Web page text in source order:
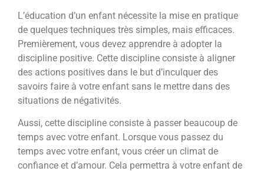
L’éducation d’un enfant nécessite la mise en pratique
de quelques techniques très simples, mais efficaces.
Premièrement, vous devez apprendre à adopter la
discipline positive. Cette discipline consiste à aligner
des actions positives dans le but d’inculquer des
savoirs faire à votre enfant sans le mettre dans des
situations de négativités.
Aussi, cette discipline consiste à passer beaucoup de
temps avec votre enfant. Lorsque vous passez du
temps avec votre enfant, vous créer un climat de
confiance et d’amour. Cela permettra à votre enfant de